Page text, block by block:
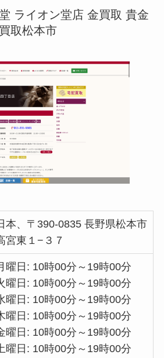
ライオン堂店 金買取 貴金
取松本市
本、〒390-0835 長野県松本市
宮東１−３７
曜日: 10時00分～19時00分
曜日: 10時00分～19時00分
曜日: 10時00分～19時00分
曜日: 10時00分～19時00分
曜日: 10時00分～19時00分
曜日: 10時00分～19時00分